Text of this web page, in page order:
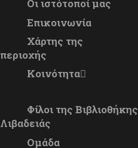
Οι ιστότοποί μας
Επικοινωνία
Χάρτης της
περιοχής
Κοινότητα
Φίλοι της Βιβλιοθήκης
Λιβαδειάς
Ομάδα